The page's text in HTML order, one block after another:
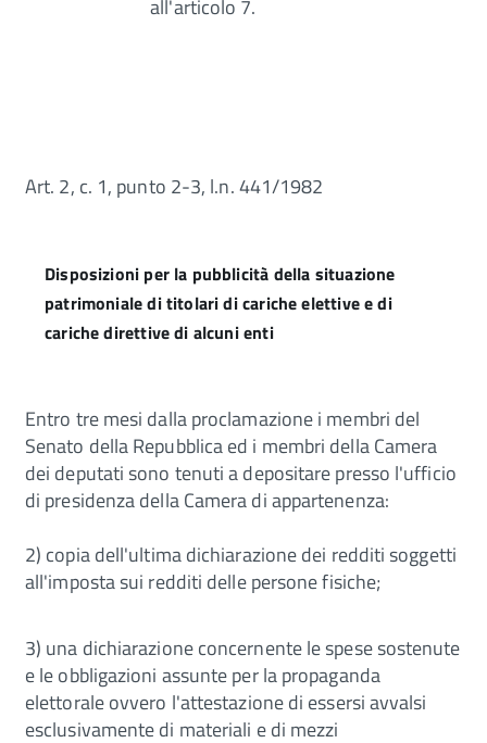
all'articolo 7.
Art. 2, c. 1, punto 2-3, l.n. 441/1982
Disposizioni per la pubblicità della situazione
patrimoniale di titolari di cariche elettive e di
cariche direttive di alcuni enti
Entro tre mesi dalla proclamazione i membri del
Senato della Repubblica ed i membri della Camera
dei deputati sono tenuti a depositare presso l'ufficio
di presidenza della Camera di appartenenza:
2) copia dell'ultima dichiarazione dei redditi soggetti
all'imposta sui redditi delle persone fisiche;
3) una dichiarazione concernente le spese sostenute
e le obbligazioni assunte per la propaganda
elettorale ovvero l'attestazione di essersi avvalsi
esclusivamente di materiali e di mezzi